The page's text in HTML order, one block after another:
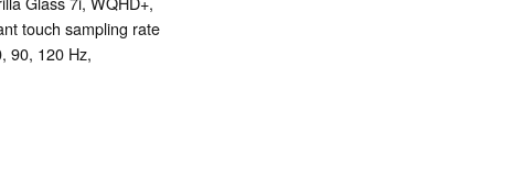
touch sampling rate
90, 120 Hz,